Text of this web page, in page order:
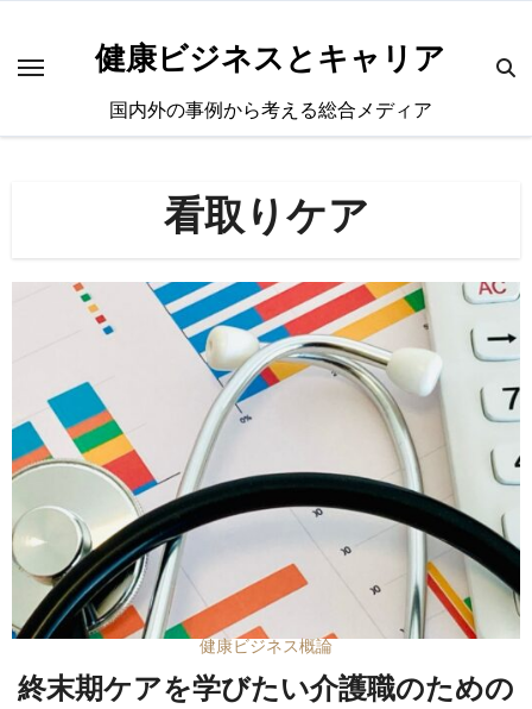
健康ビジネスとキャリア
国内外の事例から考える総合メディア
看取りケア
健康ビジネス概論
終末期ケアを学びたい介護職のための